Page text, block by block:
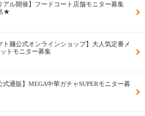
アル開催】フードコート店舗モニター募集
★
ト麺公式オンラインショップ】大人気定番メ
トモニター募集
式通販】MEGA中華ガチャSUPERモニター募